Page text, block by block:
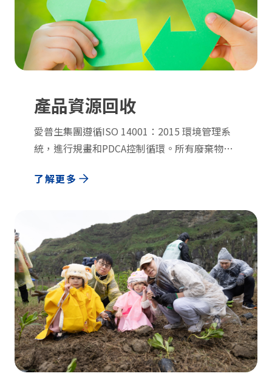
產品資源回收
愛普生集團遵循ISO 14001：2015 環境管理系
統，進行規畫和PDCA控制循環。所有廢棄物產
運送至垃圾焚化廠進行焚化。
了解更多